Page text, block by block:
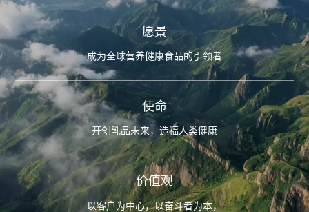
愿景
成为全球营养健康食品的引领者
使命
开创乳品未来，造福人类健康
价值观
以客户为中心，以奋斗者为本，